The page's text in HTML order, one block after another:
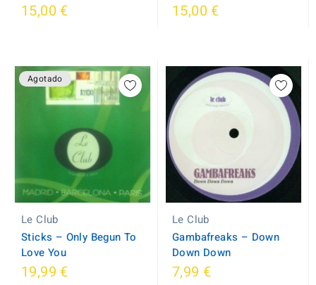
15,00 € 15,00 €
Agotado
Le Club
Sticks ‎– Only Begun To
Love You
19,99 €
Le Club
Gambafreaks ‎– Down
Down Down
7,99 €